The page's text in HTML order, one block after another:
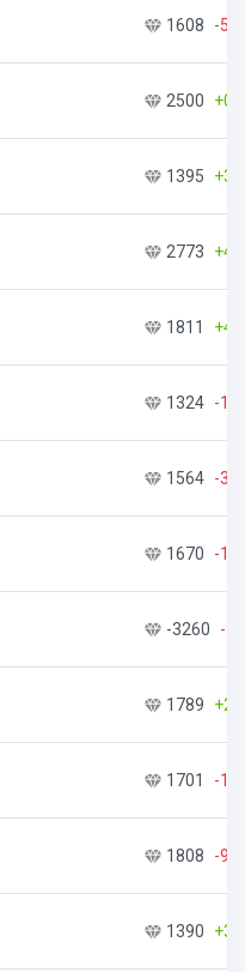
1608 -56
2500 +0
1395
2773 +46
1811 +41
1324 -
1564 -33
1670 -
-3260 -
1789
1701 -
1808 -90
1390